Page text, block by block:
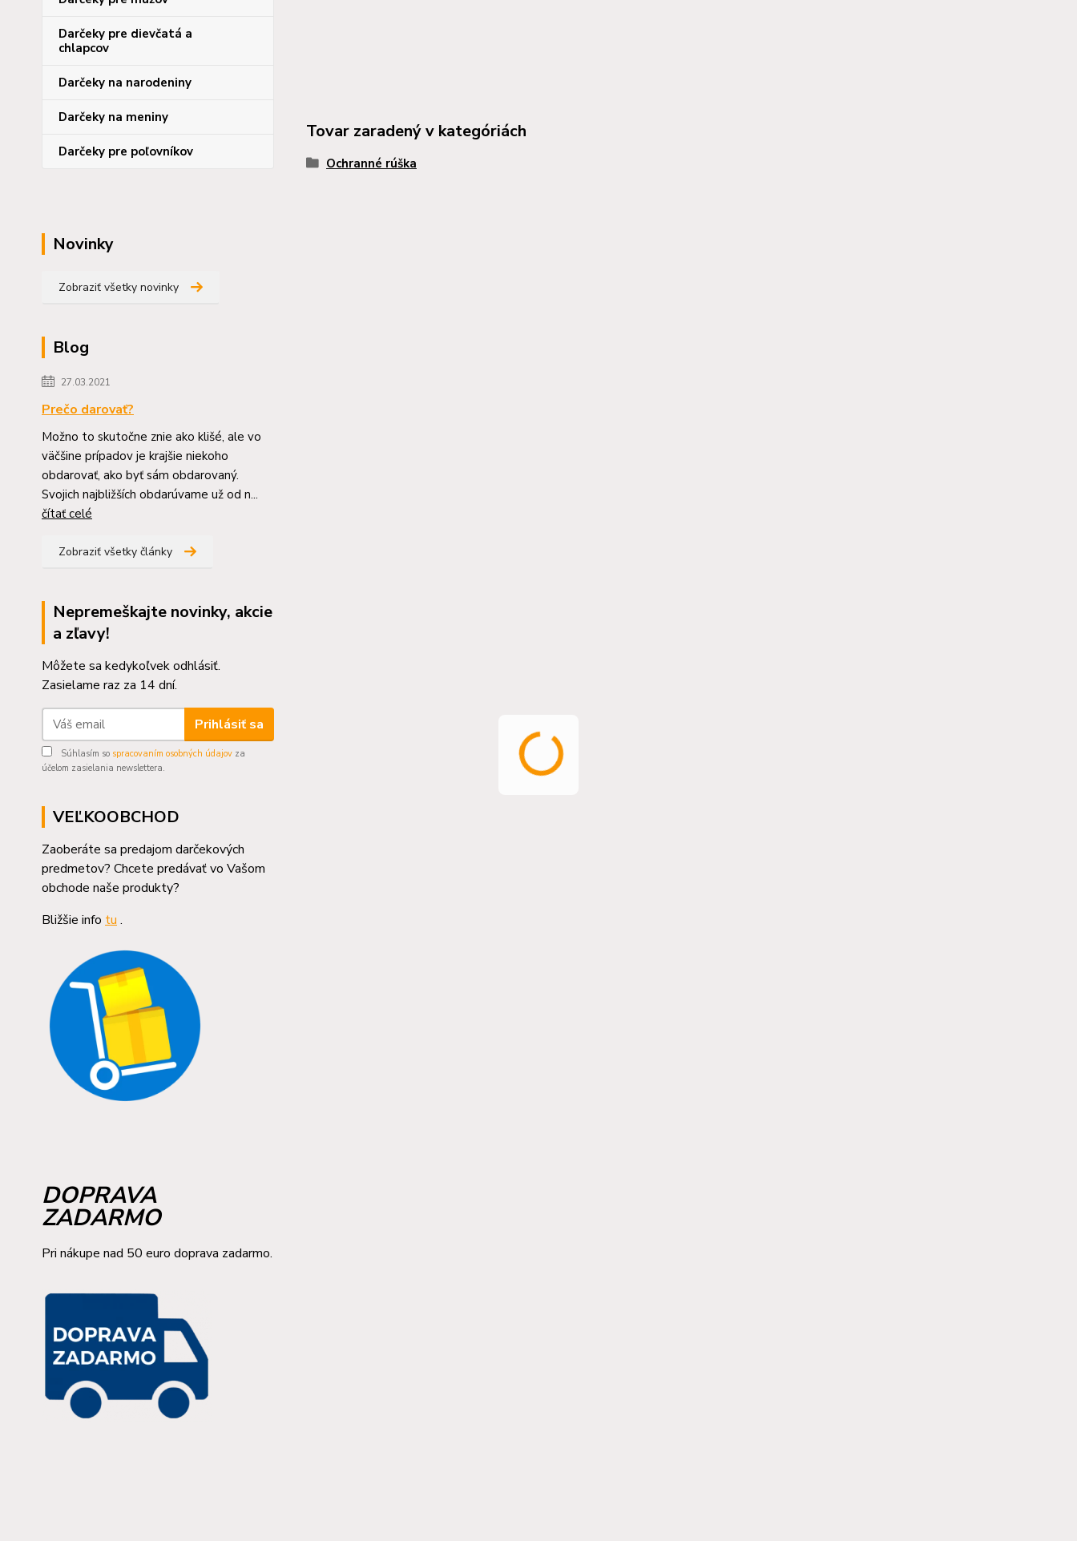
Darčeky pre dievčatá a
chlapcov
Darčeky na narodeniny
Darčeky na meniny
Darčeky pre poľovníkov
Novinky
Zobraziť všetky novinky
Blog
27.03.2021
Prečo darovať?
Možno to skutočne znie ako klišé, ale vo
väčšine prípadov je krajšie niekoho
obdarovať, ako byť sám obdarovaný.
Svojich najbližších obdarúvame už od n...
čítať celé
Zobraziť všetky články
Nepremeškajte novinky, akcie
a zľavy!
Môžete sa kedykoľvek odhlásiť.
Zasielame raz za 14 dní.
Prihlásiť sa
Súhlasím so spracovaním osobných údajov za
účelom zasielania newslettera.
VEĽKOOBCHOD
Zaoberáte sa predajom darčekových
predmetov? Chcete predávať vo Vašom
obchode naše produkty?
Bližšie info tu .
DOPRAVA
ZADARMO
Pri nákupe nad 50 euro doprava zadarmo.
Tovar zaradený v kategóriách
Ochranné rúška